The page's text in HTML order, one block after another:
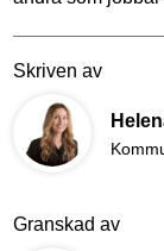
Skriven av
Granskad av